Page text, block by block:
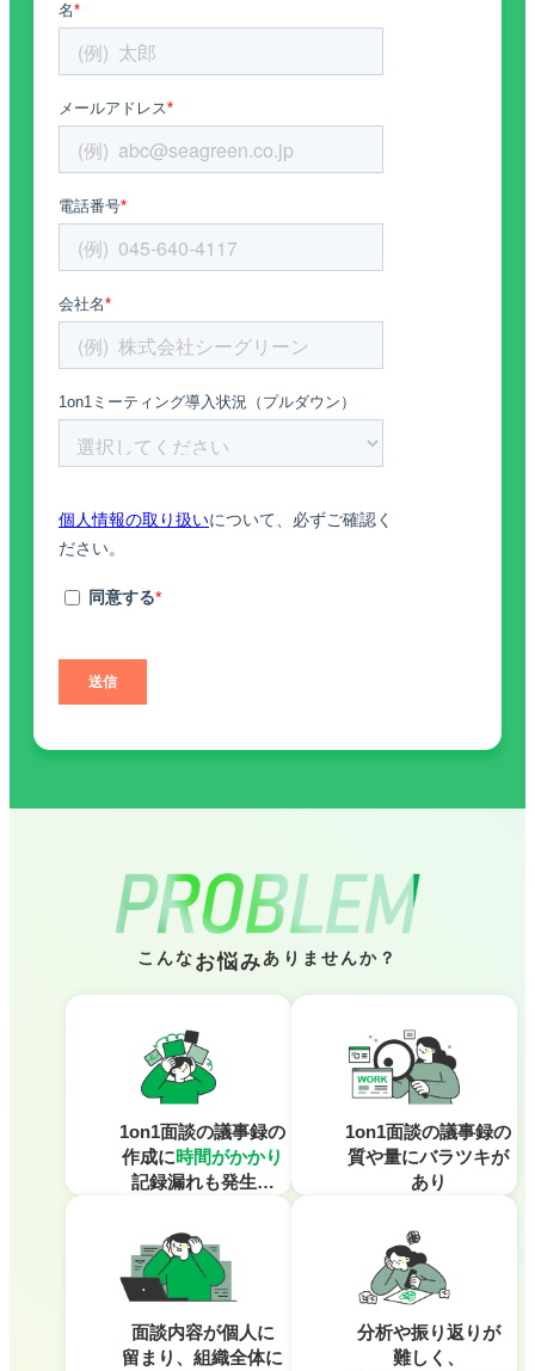
こんなお悩みありませんか？
1on1面談の議事録の
作成に時間がかかり
記録漏れも発生…
1on1面談の議事録の
質や量にバラツキが
あり
面談内容が個人に
留まり、 組織全体に
分析や振り返りが
難しく、